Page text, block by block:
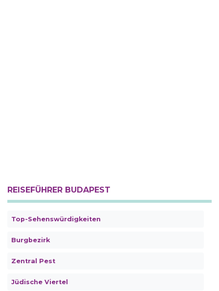
REISEFÜHRER BUDAPEST
Top-Sehenswürdigkeiten
Burgbezirk
Zentral Pest
Jüdische Viertel